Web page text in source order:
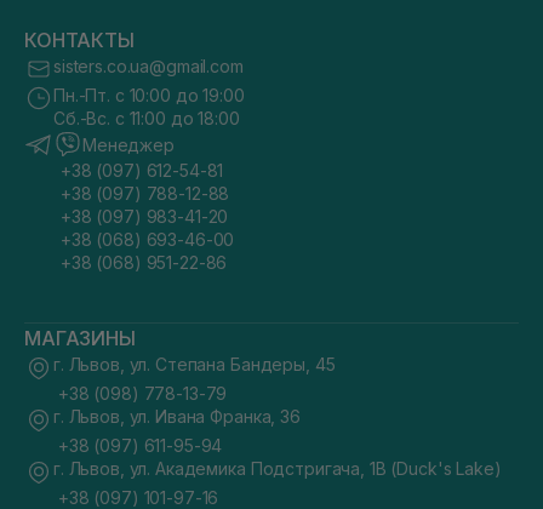
КОНТАКТЫ
sisters.co.ua@gmail.com
Пн.-Пт. с 10:00 до 19:00
Сб.-Вс. с 11:00 до 18:00
Менеджер
+38 (097) 612-54-81
+38 (097) 788-12-88
+38 (097) 983-41-20
+38 (068) 693-46-00
+38 (068) 951-22-86
МАГАЗИНЫ
г. Львов, ул. Степана Бандеры, 45
+38 (098) 778-13-79
г. Львов, ул. Ивана Франка, 36
+38 (097) 611-95-94
г. Львов, ул. Академика Подстригача, 1В (Duck's Lake)
+38 (097) 101-97-16